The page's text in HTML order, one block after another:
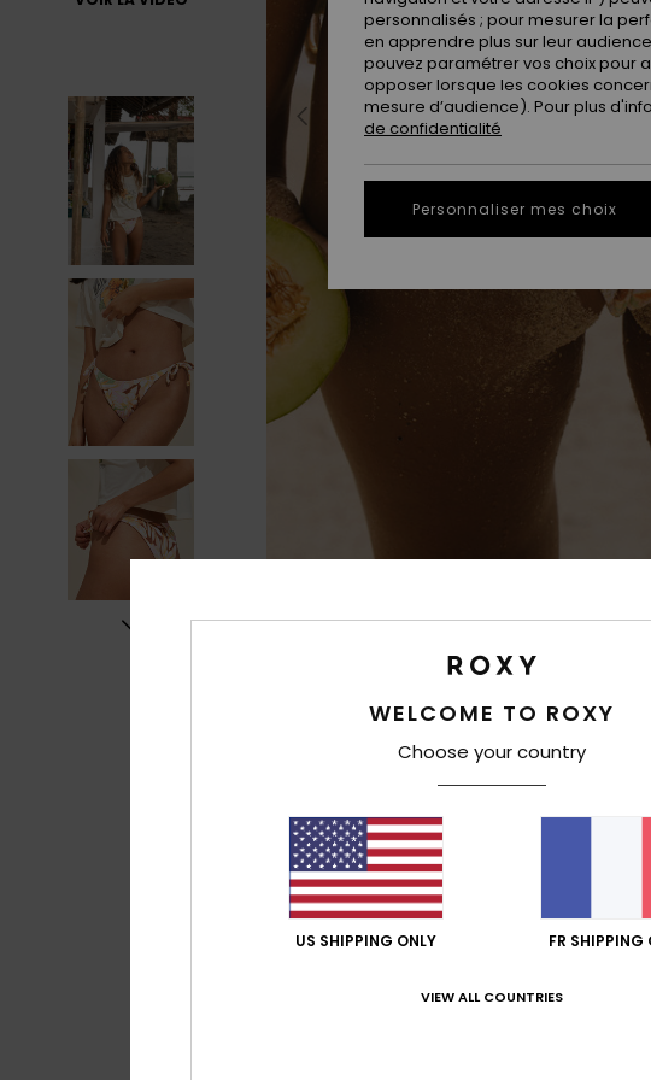
WELCOME TO ROXY
Choose your country
US SHIPPING ONLY FR SHIPPING
VIEW ALL COUNTRIES
personnalisés ; pour mesurer la
en apprendre plus sur leur
pouvez paramétrer vos choix pour
opposer lorsque les cookies
mesure d’audience). Pour plus
de confidentialité
Personnaliser mes choix